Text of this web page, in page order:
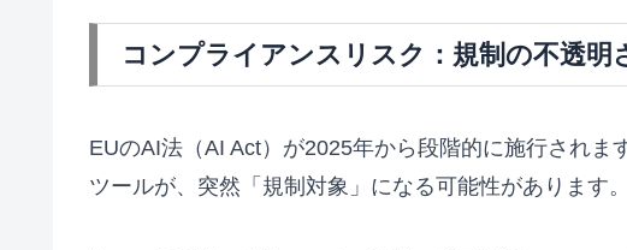
コンプライアンスリスク：規制の不透明
EUのAI法（AI Act）が2025年から段階的に施行され
ツールが、突然「規制対象」になる可能性があります。